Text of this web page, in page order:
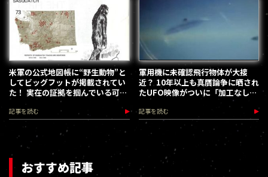
米軍の公式地図帳に“野生動物”と
してビッグフットが掲載されてい
た！ 実在の証拠を掴んでいる可能
性
記事を読む
軍用機に未確認飛行物体が大接
近？ 10年以上も真贋論争に晒され
たUFO映像がついに「加工なし」
認定！
記事を読む
おすすめ記事